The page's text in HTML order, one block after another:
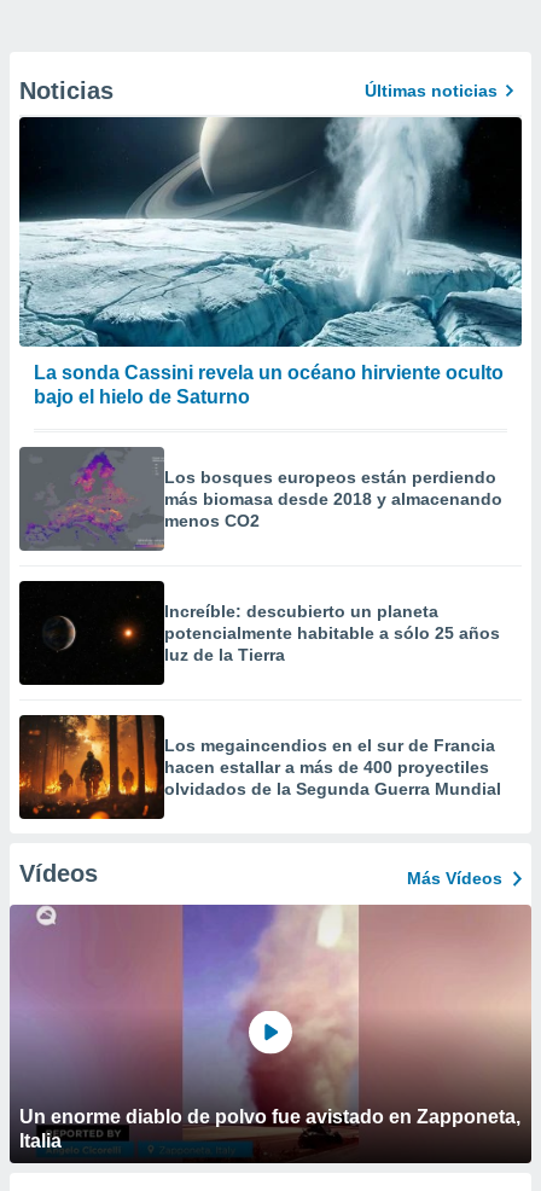
Noticias Últimas noticias
La sonda Cassini revela un océano hirviente oculto
bajo el hielo de Saturno
Los bosques europeos están perdiendo
más biomasa desde 2018 y almacenando
menos CO2
Increíble: descubierto un planeta
potencialmente habitable a sólo 25 años
luz de la Tierra
Los megaincendios en el sur de Francia
hacen estallar a más de 400 proyectiles
olvidados de la Segunda Guerra Mundial
Vídeos Más Vídeos
Un enorme diablo de polvo fue avistado en Zapponeta,
Italia